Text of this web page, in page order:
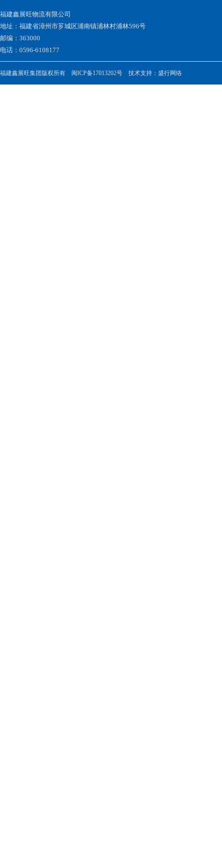
福建鑫展旺物流有限公司
地址：福建省漳州市芗城区浦南镇浦林村浦林596号
邮编：363000
电话：0596-6108177
福建鑫展旺集团版权所有 闽ICP备17013202号 技术支持： 盛行网络